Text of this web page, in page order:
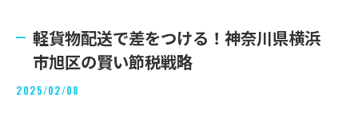
軽貨物配送で差をつける！神奈川県横浜
市旭区の賢い節税戦略
2025/02/08